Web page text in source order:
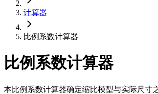
计算器
比例系数计算器
比例系数计算器
本比例系数计算器确定缩比模型与实际尺寸